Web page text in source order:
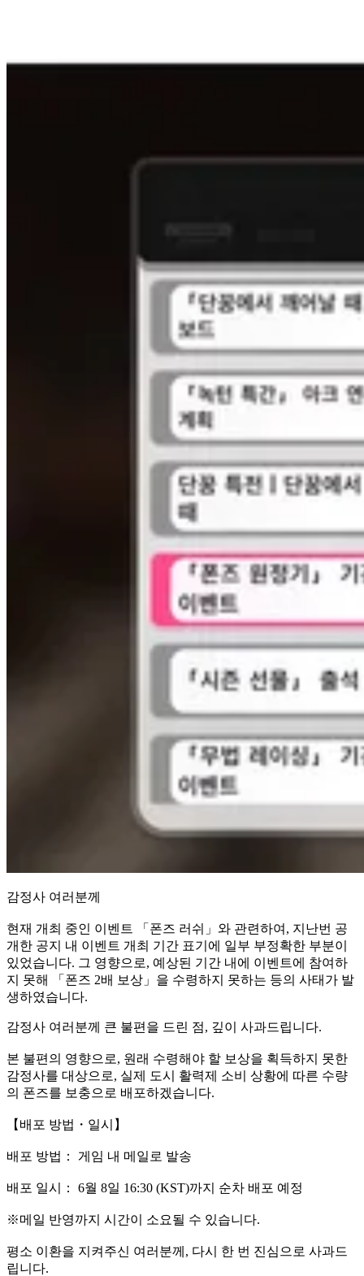
감정사 여러분께
현재 개최 중인 이벤트 「폰즈 러쉬」와 관련하여, 지난번 공
개한 공지 내 이벤트 개최 기간 표기에 일부 부정확한 부분이
있었습니다. 그 영향으로, 예상된 기간 내에 이벤트에 참여하
지 못해 「폰즈 2배 보상」을 수령하지 못하는 등의 사태가 발
생하였습니다.
감정사 여러분께 큰 불편을 드린 점, 깊이 사과드립니다.
본 불편의 영향으로, 원래 수령해야 할 보상을 획득하지 못한
감정사를 대상으로, 실제 도시 활력제 소비 상황에 따른 수량
의 폰즈를 보충으로 배포하겠습니다.
【배포 방법・일시】
배포 방법： 게임 내 메일로 발송
배포 일시： 6월 8일 16:30 (KST)까지 순차 배포 예정
※메일 반영까지 시간이 소요될 수 있습니다.
평소 이환을 지켜주신 여러분께, 다시 한 번 진심으로 사과드
립니다.